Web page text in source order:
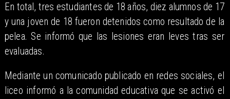
En total, tres estudiantes de 18 años, diez alumnos de 17
y una joven de 18 fueron detenidos como resultado de la
pelea. Se informó que las lesiones eran leves tras ser
evaluadas.
Mediante un comunicado publicado en redes sociales, el
liceo informó a la comunidad educativa que se activó el